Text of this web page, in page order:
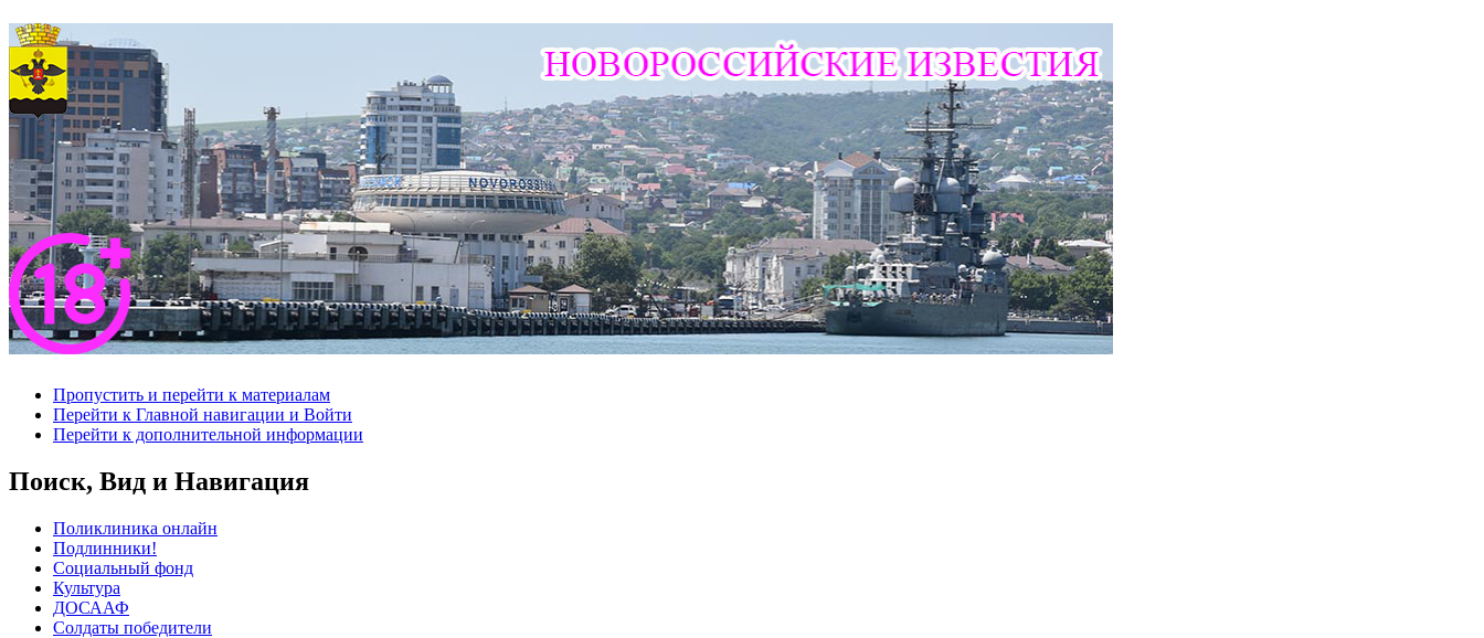
Пропустить и перейти к материалам
Перейти к Главной навигации и Войти
Перейти к дополнительной информации
Поиск, Вид и Навигация
Поликлиника онлайн
Подлинники!
Социальный фонд
Культура
ДОСААФ
Солдаты победители